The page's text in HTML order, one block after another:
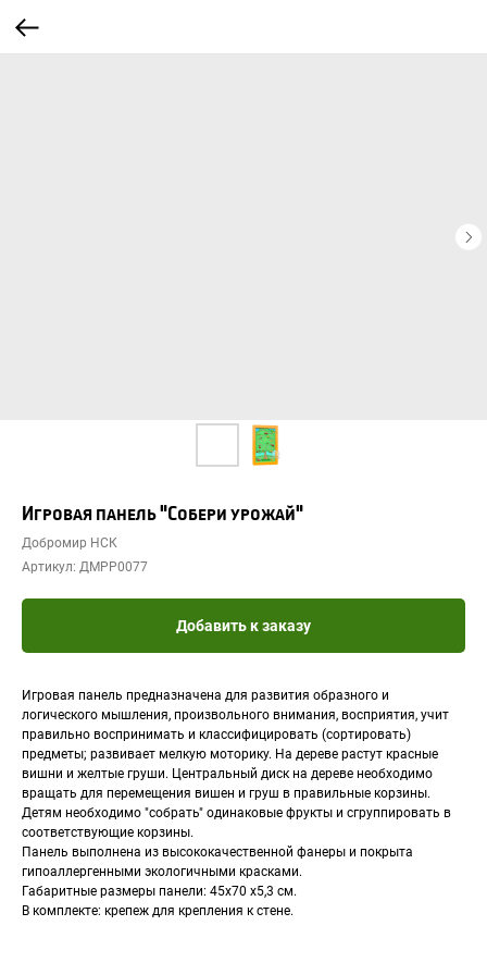
Игровая панель "Собери урожай"
Добромир НСК
Артикул: ДМРР0077
Добавить к заказу
Игровая панель предназначена для развития образного и
логического мышления, произвольного внимания, восприятия, учит
правильно воспринимать и классифицировать (сортировать)
предметы; развивает мелкую моторику. На дереве растут красные
вишни и желтые груши. Центральный диск на дереве необходимо
вращать для перемещения вишен и груш в правильные корзины.
Детям необходимо "собрать" одинаковые фрукты и сгруппировать в
соответствующие корзины.
Панель выполнена из высококачественной фанеры и покрыта
гипоаллергенными экологичными красками.
Габаритные размеры панели: 45х70 х5,3 см.
В комплекте: крепеж для крепления к стене.